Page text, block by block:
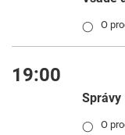
◯ O
19:00
Správy
◯ O